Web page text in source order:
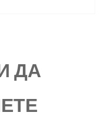
ДА